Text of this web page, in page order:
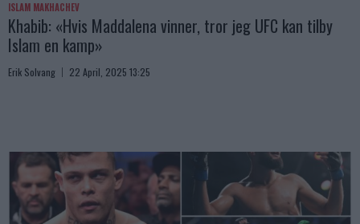
ISLAM MAKHACHEV
Khabib: «Hvis Maddalena vinner, tror jeg UFC kan tilby
Islam en kamp»
Erik Solvang 22 April, 2025 13:25